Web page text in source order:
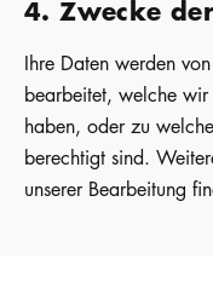
4. Zwecke
Ihre Daten werden
bearbeitet, welche
haben, oder zu
berechtigt sind.
unserer Bearbeitung